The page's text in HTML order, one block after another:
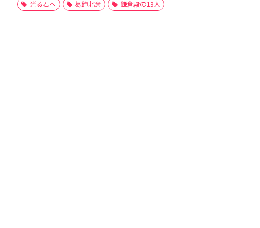
光る君へ 葛飾北斎 鎌倉殿の13人